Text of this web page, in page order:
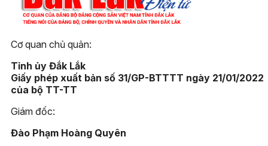
Cơ quan chủ quản:
Tỉnh ủy Đắk Lắk
Giấy phép xuất bản số 31/GP-BTTTT ngày 21/01/2022
của bộ TT-TT
Giám đốc:
Đào Phạm Hoàng Quyên